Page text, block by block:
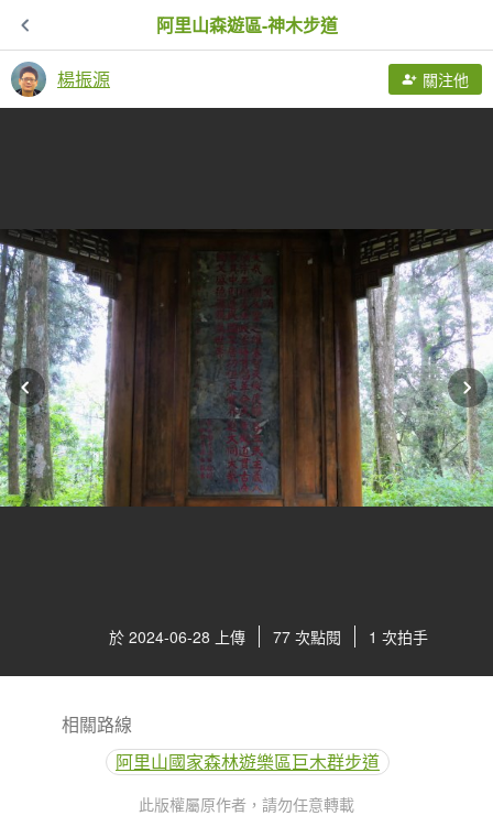
阿里山森遊區-神木步道
楊振源 關注他
於 2024-06-28 上傳 77 次點閱 1 次拍手
相關路線
阿里山國家森林遊樂區巨木群步道
此版權屬原作者，請勿任意轉載